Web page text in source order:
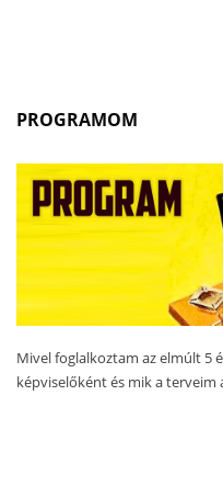
PROGRAMOM
Mivel foglalkoztam az elmúlt 5
képviselőként és mik a terveim